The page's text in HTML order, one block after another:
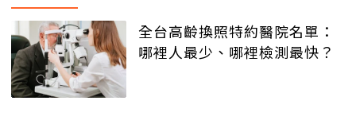
全台高齡換照特約醫院名單：
哪裡人最少、哪裡檢測最快？